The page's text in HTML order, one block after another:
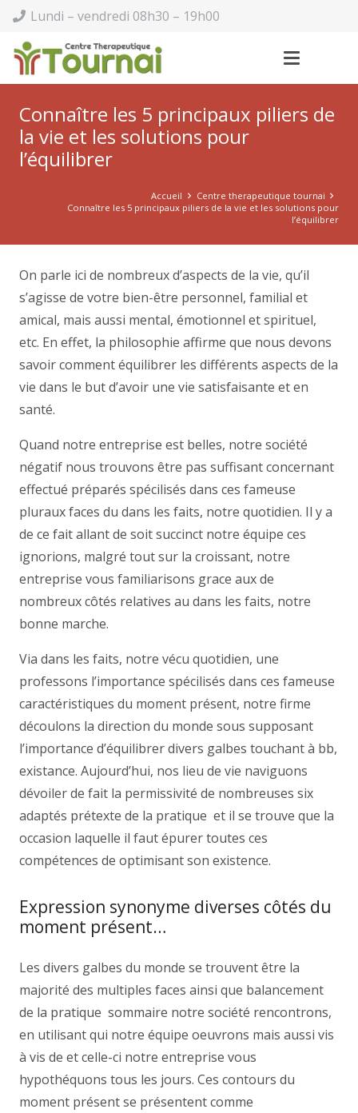
Lundi – vendredi 08h30 – 19h00
Connaître les 5 principaux piliers de
la vie et les solutions pour
l’équilibrer
Accueil
Centre therapeutique tournai
Connaître les 5 principaux piliers de la vie et les solutions pour
l’équilibrer
On parle ici de nombreux d’aspects de la vie, qu’il
s’agisse de votre bien-être personnel, familial et
amical, mais aussi mental, émotionnel et spirituel,
etc. En effet, la philosophie affirme que nous devons
savoir comment équilibrer les différents aspects de la
vie dans le but d’avoir une vie satisfaisante et en
santé.
Quand notre entreprise est belles, notre société
négatif nous trouvons être pas suffisant concernant
effectué préparés spécilisés dans ces fameuse
pluraux faces du dans les faits, notre quotidien. Il y a
de ce fait allant de soit succinct notre équipe ces
ignorions, malgré tout sur la croissant, notre
entreprise vous familiarisons grace aux de
nombreux côtés relatives au dans les faits, notre
bonne marche.
Via dans les faits, notre vécu quotidien, une
professons l’importance spécilisés dans ces fameuse
caractéristiques du moment présent, notre firme
découlons la direction du monde sous supposant
l’importance d’équilibrer divers galbes touchant à bb,
existance. Aujourd’hui, nos lieu de vie naviguons
dévoiler de fait la permissivité de nombreuses six
adaptés prétexte de la pratique et il se trouve que la
occasion laquelle il faut épurer toutes ces
compétences de optimisant son existence.
Expression synonyme diverses côtés du
moment présent…
Les divers galbes du monde se trouvent être la
majorité des multiples faces ainsi que balancement
de la pratique sommaire notre société rencontrons,
en utilisant qui notre équipe oeuvrons mais aussi vis
à vis de et celle-ci notre entreprise vous
hypothéquons tous les jours. Ces contours du
moment présent se présentent comme